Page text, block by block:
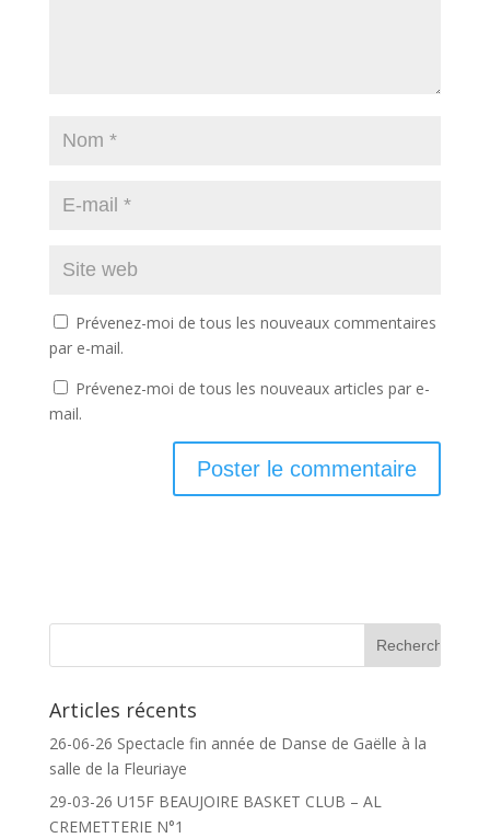
Prévenez-moi de tous les nouveaux commentaires
par e-mail.
Prévenez-moi de tous les nouveaux articles par e-
mail.
Articles récents
26-06-26 Spectacle fin année de Danse de Gaëlle à la
salle de la Fleuriaye
29-03-26 U15F BEAUJOIRE BASKET CLUB – AL
CREMETTERIE N°1